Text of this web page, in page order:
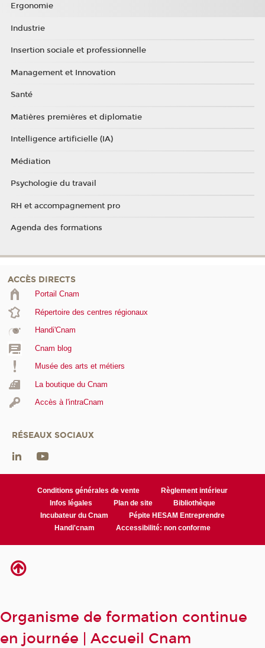
Ergonomie
Industrie
Insertion sociale et professionnelle
Management et Innovation
Santé
Matières premières et diplomatie
Intelligence artificielle (IA)
Médiation
Psychologie du travail
RH et accompagnement pro
Agenda des formations
ACCÈS DIRECTS
Portail Cnam
Répertoire des centres régionaux
Handi'Cnam
Cnam blog
Musée des arts et métiers
La boutique du Cnam
Accès à l'intraCnam
RÉSEAUX SOCIAUX
Conditions générales de vente
Règlement intérieur
Infos légales
Plan de site
Bibliothèque
Incubateur du Cnam
Pépite HESAM Entreprendre
Handi'cnam
Accessibilité: non conforme
Organisme de formation continue
en journée | Accueil Cnam